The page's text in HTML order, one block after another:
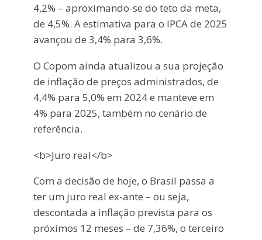
4,2% – aproximando-se do teto da meta,
de 4,5%. A estimativa para o IPCA de 2025
avançou de 3,4% para 3,6%.
O Copom ainda atualizou a sua projeção
de inflação de preços administrados, de
4,4% para 5,0% em 2024 e manteve em
4% para 2025, também no cenário de
referência.
<b>Juro real</b>
Com a decisão de hoje, o Brasil passa a
ter um juro real ex-ante – ou seja,
descontada a inflação prevista para os
próximos 12 meses – de 7,36%, o terceiro